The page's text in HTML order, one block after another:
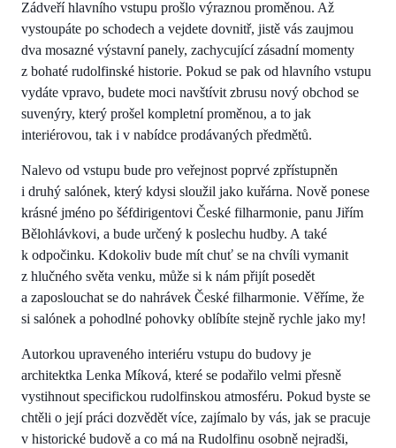
Zádveří hlavního vstupu prošlo výraznou proměnou. Až
vystoupáte po schodech a vejdete dovnitř, jistě vás zaujmou
dva mosazné výstavní panely, zachycující zásadní momenty
z bohaté rudolfinské historie. Pokud se pak od hlavního vstupu
vydáte vpravo, budete moci navštívit zbrusu nový obchod se
suvenýry, který prošel kompletní proměnou, a to jak
interiérovou, tak i v nabídce prodávaných předmětů.
Nalevo od vstupu bude pro veřejnost poprvé zpřístupněn
i druhý salónek, který kdysi sloužil jako kuřárna. Nově ponese
krásné jméno po šéfdirigentovi České filharmonie, panu Jiřím
Bělohlávkovi, a bude určený k poslechu hudby. A také
k odpočinku. Kdokoliv bude mít chuť se na chvíli vymanit
z hlučného světa venku, může si k nám přijít posedět
a zaposlouchat se do nahrávek České filharmonie. Věříme, že
si salónek a pohodlné pohovky oblíbíte stejně rychle jako my!
Autorkou upraveného interiéru vstupu do budovy je
architektka Lenka Míková, které se podařilo velmi přesně
vystihnout specifickou rudolfinskou atmosféru. Pokud byste se
chtěli o její práci dozvědět více, zajímalo by vás, jak se pracuje
v historické budově a co má na Rudolfinu osobně nejradši,